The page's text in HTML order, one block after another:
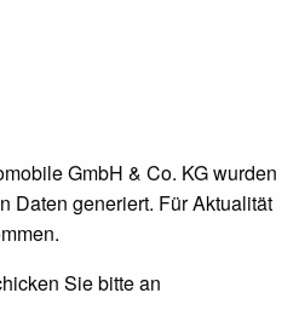
GmbH & Co. KG wurden
Daten generiert. Für Aktualität
Sie bitte an